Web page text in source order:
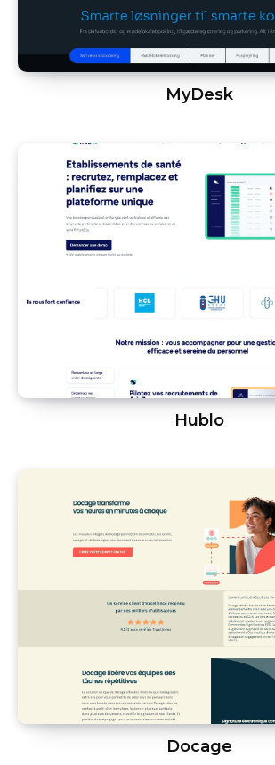
MyDesk
Hublo
Docage